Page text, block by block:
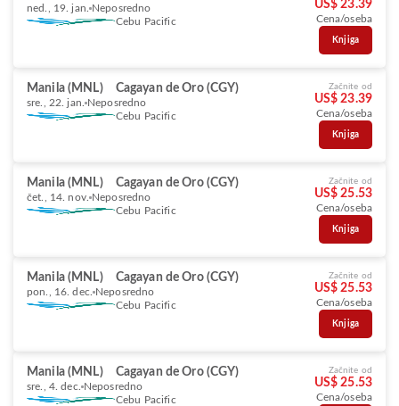
ned., 19. jan. Neposredno
Cebu Pacific
US$ 23.39
Cena/oseba
Knjiga
Manila (MNL) Cagayan de Oro (CGY)
sre., 22. jan. Neposredno
Cebu Pacific
Začnite od
US$ 23.39
Cena/oseba
Knjiga
Manila (MNL) Cagayan de Oro (CGY)
čet., 14. nov. Neposredno
Cebu Pacific
Začnite od
US$ 25.53
Cena/oseba
Knjiga
Manila (MNL) Cagayan de Oro (CGY)
pon., 16. dec. Neposredno
Cebu Pacific
Začnite od
US$ 25.53
Cena/oseba
Knjiga
Manila (MNL) Cagayan de Oro (CGY)
sre., 4. dec. Neposredno
Cebu Pacific
Začnite od
US$ 25.53
Cena/oseba